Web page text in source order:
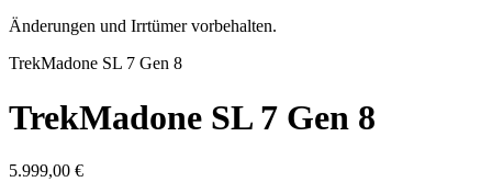
Änderungen und Irrtümer vorbehalten.
TrekMadone SL 7 Gen 8
TrekMadone SL 7 Gen 8
5.999,00 €